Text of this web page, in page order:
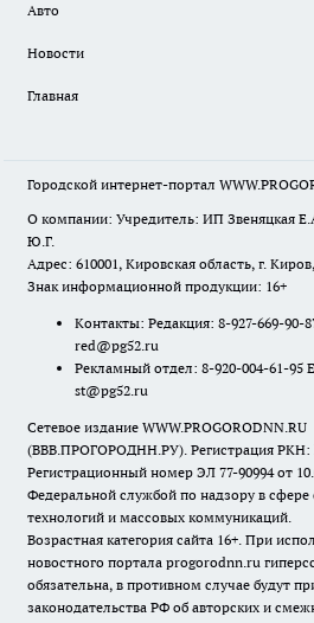
Авто
Новости
Главная
Городской интернет-портал
О компании: Учредитель: ИП Звеняцкая
Ю.Г.
Адрес: 610001, Кировская область, г.
Знак информационной продукции: 16+
Контакты: Редакция: 8-927-669-90-
red@pg52.ru
Рекламный отдел: 8-920-004-61-95
st@pg52.ru
Сетевое издание WWW.PROGORODNN.RU
(ВВВ.ПРОГОРОДНН.РУ). Регистрация РКН:
Регистрационный номер ЭЛ 77-90994 от
Федеральной службой по надзору в
технологий и массовых коммуникаций.
Возрастная категория сайта 16+. При
новостного портала progorodnn.ru
обязательна, в противном случае будут
законодательства РФ об авторских и